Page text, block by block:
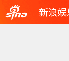
新浪